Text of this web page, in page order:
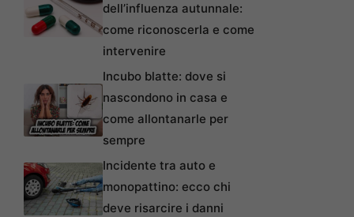
dell’influenza autunnale:
come riconoscerla e come
intervenire
Incubo blatte: dove si
nascondono in casa e
come allontanarle per
sempre
Incidente tra auto e
monopattino: ecco chi
deve risarcire i danni